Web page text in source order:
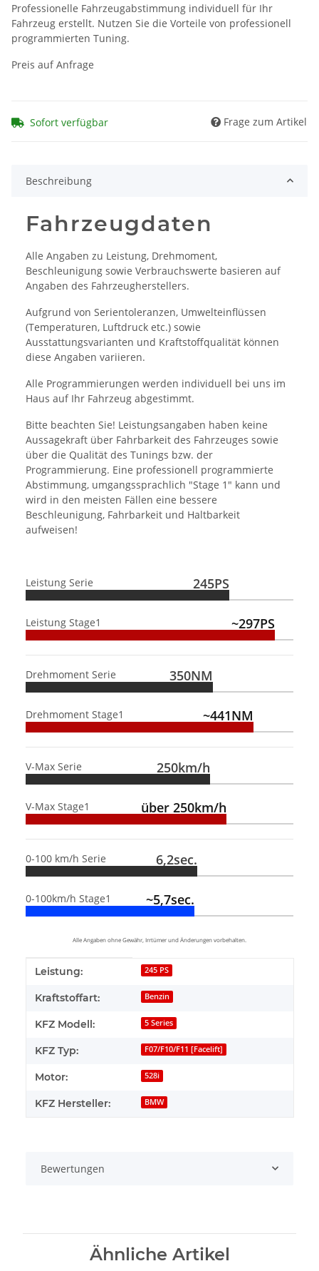
Professionelle Fahrzeugabstimmung individuell für Ihr
Fahrzeug erstellt. Nutzen Sie die Vorteile von professionell
programmierten Tuning.
Preis auf Anfrage
Sofort verfügbar Frage zum Artikel
Beschreibung
Fahrzeugdaten
Alle Angaben zu Leistung, Drehmoment,
Beschleunigung sowie Verbrauchswerte basieren auf
Angaben des Fahrzeugherstellers.
Aufgrund von Serientoleranzen, Umwelteinflüssen
(Temperaturen, Luftdruck etc.) sowie
Ausstattungsvarianten und Kraftstoffqualität können
diese Angaben variieren.
Alle Programmierungen werden individuell bei uns im
Haus auf Ihr Fahrzeug abgestimmt.
Bitte beachten Sie! Leistungsangaben haben keine
Aussagekraft über Fahrbarkeit des Fahrzeuges sowie
über die Qualität des Tunings bzw. der
Programmierung. Eine professionell programmierte
Abstimmung, umgangssprachlich "Stage 1" kann und
wird in den meisten Fällen eine bessere
Beschleunigung, Fahrbarkeit und Haltbarkeit
aufweisen!
Leistung Serie 245PS
Leistung Stage1 ~297PS
Drehmoment Serie 350NM
Drehmoment Stage1 ~441NM
V-Max Serie 250km/h
V-Max Stage1 über 250km/h
0-100 km/h Serie 6,2sec.
0-100km/h Stage1 ~5,7sec.
Alle Angaben ohne Gewähr, Irrtümer und Änderungen vorbehalten.
Produkteigenschaft
Wert
Leistung: 245 PS
Kraftstoffart: Benzin
KFZ Modell: 5 Series
KFZ Typ: F07/F10/F11 [Facelift]
Motor: 528i
KFZ Hersteller: BMW
Bewertungen
Ähnliche Artikel